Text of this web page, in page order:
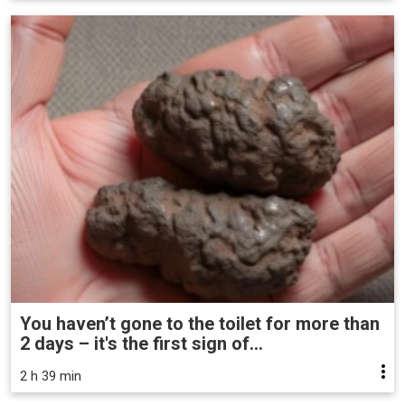
You haven’t gone to the toilet for more than
2 days – it's the first sign of...
2 h 39 min